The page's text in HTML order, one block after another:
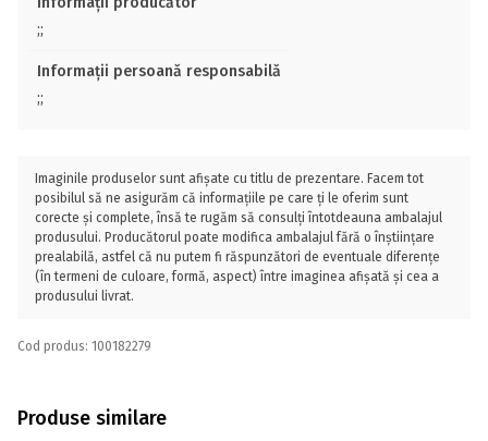
;;
Informații persoană responsabilă
;;
Imaginile produselor sunt afișate cu titlu de prezentare. Facem tot
posibilul să ne asigurăm că informațiile pe care ți le oferim sunt
corecte și complete, însă te rugăm să consulți întotdeauna ambalajul
produsului. Producătorul poate modifica ambalajul fără o înștiințare
prealabilă, astfel că nu putem fi răspunzători de eventuale diferențe
(în termeni de culoare, formă, aspect) între imaginea afișată și cea a
produsului livrat.
Cod produs: 100182279
Produse similare